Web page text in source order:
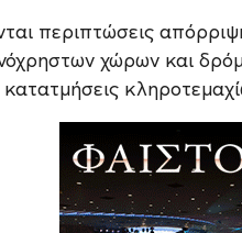
περιπτώσεις
χώρων και